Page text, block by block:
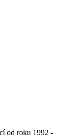
od roku 1992 -